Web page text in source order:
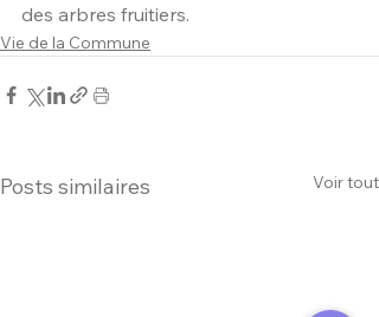
des arbres fruitiers.
Vie de la Commune
Posts similaires Voir tout